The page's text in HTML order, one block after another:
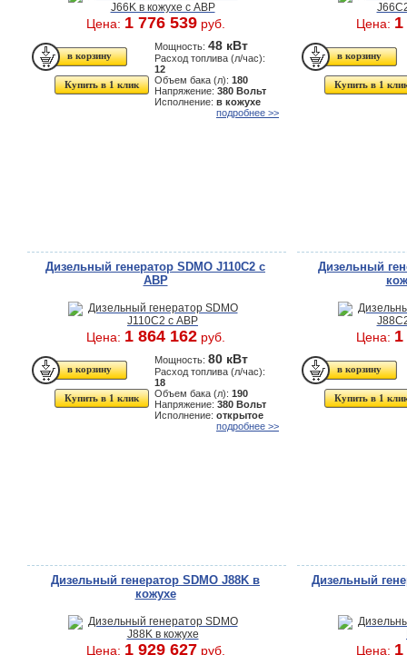
Цена: 1 776 539руб.
Купить в 1 клик
Мощность: 48 кВт
Расход топлива (л/час):
12
Объем бака (л): 180
Напряжение: 380 Вольт
Исполнение: в кожухе
подробнее >>
Цена:
Купить в 1
Дизельный генератор SDMO J110C2 с
АВР
Цена: 1 864 162руб.
Купить в 1 клик
Мощность: 80 кВт
Расход топлива (л/час):
18
Объем бака (л): 190
Напряжение: 380 Вольт
Исполнение: открытое
подробнее >>
Дизельный
Цена:
Купить в 1
Дизельный генератор SDMO J88K в
кожухе
Цена: 1 929 627руб.
Дизельный
Цена: